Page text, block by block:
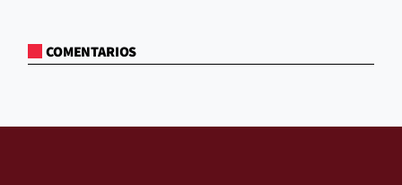
COMENTARIOS